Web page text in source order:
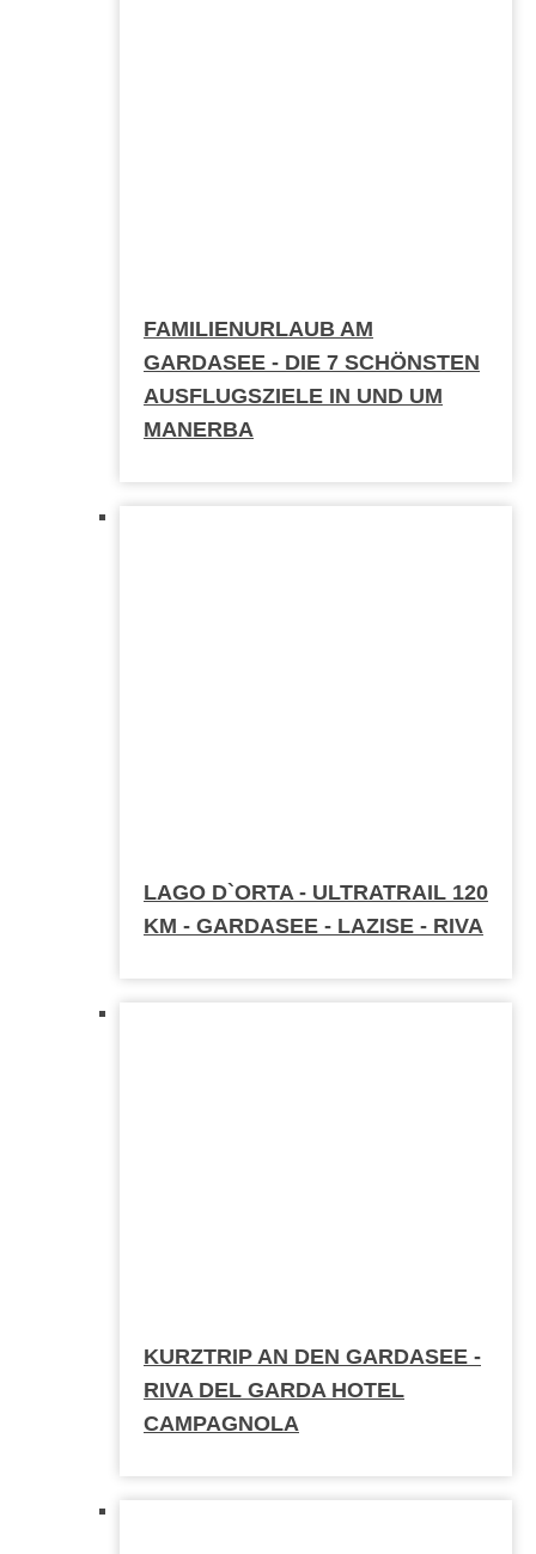
FAMILIENURLAUB AM
GARDASEE - DIE 7 SCHÖNSTEN
AUSFLUGSZIELE IN UND UM
MANERBA
LAGO D`ORTA - ULTRATRAIL 120
KM - GARDASEE - LAZISE - RIVA
KURZTRIP AN DEN GARDASEE -
RIVA DEL GARDA HOTEL
CAMPAGNOLA